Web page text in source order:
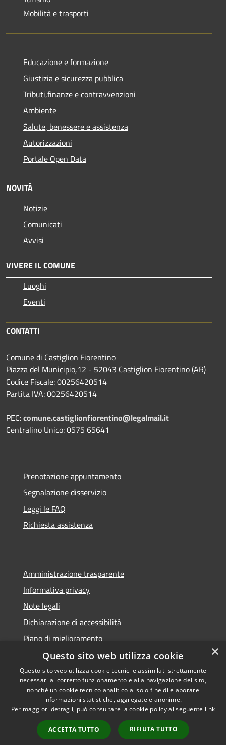
Mobilità e trasporti
Educazione e formazione
Giustizia e sicurezza pubblica
Tributi,finanze e contravvenzioni
Ambiente
Salute, benessere e assistenza
Autorizzazioni
Portale Open Data
NOVITÀ
Notizie
Comunicati
Avvisi
VIVERE IL COMUNE
Luoghi
Eventi
CONTATTI
Comune di Castiglion Fiorentino
Piazza del Municipio,12 - 52043 Castiglion Fiorentino (AR)
Codice Fiscale: 00256420514
Partita IVA: 00256420514
PEC:comune.castiglionfiorentino@legalmail.it
Centralino Unico: 0575 65641
Prenotazione appuntamento
Segnalazione disservizio
Leggi le FAQ
Richiesta assistenza
Amministrazione trasparente
Informativa privacy
Note legali
Dichiarazione di accessibilità
Piano di miglioramento
Accessibilità
Privacy
Mappa del sito
Copyright © 2026 • Comune di
Castiglion Fiorentino •
Powered byMunicipium •
Accesso redazione
×
Questo sito web utilizza cookie
Questo sito web utilizza cookie tecnici e assimilati strettamente
necessari al corretto funzionamento e alla navigazione del sito,
nonché un cookie tecnico analitico al solo fine di elaborare
informazioni statistiche, aggregate e anonime.
Per maggiori dettagli, può consultare la cookie policy al seguente link
ACCETTA TUTTO RIFIUTA TUTTO